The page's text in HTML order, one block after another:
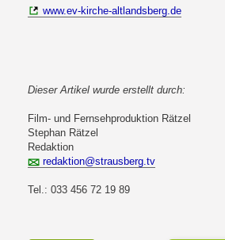
www.ev-kirche-altlandsberg.de
Dieser Artikel wurde erstellt durch:
Film- und Fernsehproduktion Rätzel
Stephan Rätzel
Redaktion
redaktion@strausberg.tv
Tel.: 033 456 72 19 89